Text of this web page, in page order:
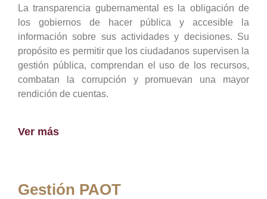
La transparencia gubernamental es la obligación de
los gobiernos de hacer pública y accesible la
información sobre sus actividades y decisiones. Su
propósito es permitir que los ciudadanos supervisen la
gestión pública, comprendan el uso de los recursos,
combatan la corrupción y promuevan una mayor
rendición de cuentas.
Ver más
Gestión PAOT